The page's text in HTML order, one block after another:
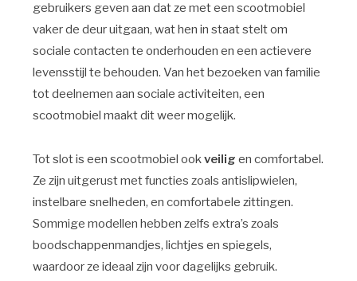
gebruikers geven aan dat ze met een scootmobiel
vaker de deur uitgaan, wat hen in staat stelt om
sociale contacten te onderhouden en een actievere
levensstijl te behouden. Van het bezoeken van familie
tot deelnemen aan sociale activiteiten, een
scootmobiel maakt dit weer mogelijk.
Tot slot is een scootmobiel ookveilig en comfortabel.
Ze zijn uitgerust met functies zoals antislipwielen,
instelbare snelheden, en comfortabele zittingen.
Sommige modellen hebben zelfs extra’s zoals
boodschappenmandjes, lichtjes en spiegels,
waardoor ze ideaal zijn voor dagelijks gebruik.